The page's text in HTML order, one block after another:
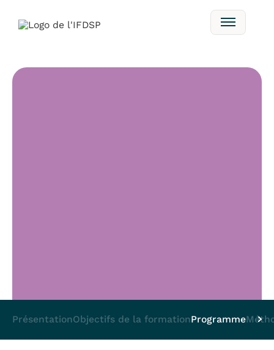
PrésentationObjectifs de la formationProgramme